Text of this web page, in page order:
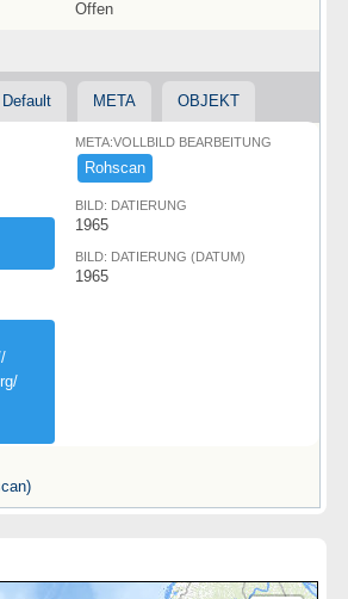
Offen
Default META OBJEKT
META:VOLLBILD BEARBEITUNG
Rohscan
BILD: DATIERUNG
1965
BILD: DATIERUNG (DATUM)
1965